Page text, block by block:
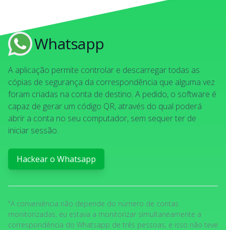
Whatsapp
A aplicação permite controlar e descarregar todas as
cópias de segurança da correspondência que alguma vez
foram criadas na conta de destino. A pedido, o software é
capaz de gerar um código QR, através do qual poderá
abrir a conta no seu computador, sem sequer ter de
iniciar sessão.
Hackear o Whatsapp
"A conveniência não depende do número de contas
monitorizadas, eu estava a monitorizar simultaneamente a
correspondência do Whatsapp de três pessoas, e isso não teve